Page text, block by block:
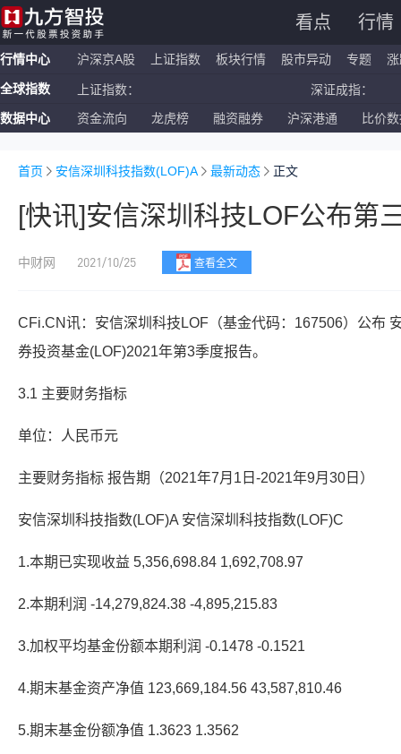
看点 行情
行情中心 沪深京A股 上证指数 板块行情 股市异动 专题
全球指数 上证指数： 深证成指：
恒生指数： 国企指数：
数据中心 资金流向 龙虎榜 融资融券 沪深港通 比价
首页 安信深圳科技指数(LOF)A 最新动态 正文
[快讯]安信深圳科技LOF公布第
中财网 2021/10/25 查看全文
CFi.CN讯：安信深圳科技LOF（基金代码：167506）公布
券投资基金(LOF)2021年第3季度报告。
3.1 主要财务指标
单位：人民币元
主要财务指标 报告期（2021年7月1日-2021年9月30日）
安信深圳科技指数(LOF)A 安信深圳科技指数(LOF)C
1.本期已实现收益 5,356,698.84 1,692,708.97
2.本期利润 -14,279,824.38 -4,895,215.83
3.加权平均基金份额本期利润 -0.1478 -0.1521
4.期末基金资产净值 123,669,184.56 43,587,810.46
5.期末基金份额净值 1.3623 1.3562